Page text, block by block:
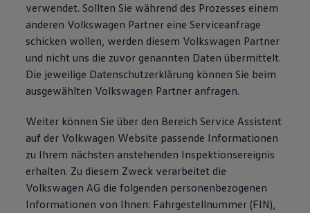
verwendet. Sollten Sie während des Prozesses einem
anderen Volkswagen Partner eine Serviceanfrage
schicken wollen, werden diesem Volkswagen Partner
und nicht uns die zuvor genannten Daten übermittelt.
Die jeweilige Datenschutzerklärung können Sie beim
ausgewählten Volkswagen Partner anfragen.
Weiter können Sie über den Bereich Service Assistent
auf der Volkwagen Website passende Informationen
zu Ihrem nächsten anstehenden Inspektionsereignis
erhalten. Zu diesem Zweck verarbeitet die
Volkswagen AG die folgenden personenbezogenen
Informationen von Ihnen: Fahrgestellnummer (FIN),